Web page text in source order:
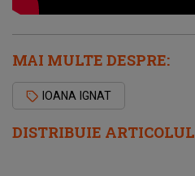
DISTRIBUIE ARTICOLUL
MAI MULTE DESPRE:
IOANA IGNAT